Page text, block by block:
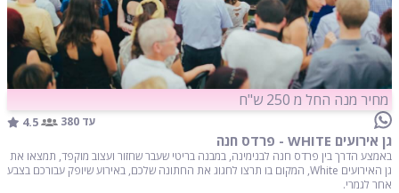
מחיר מנה החל מ 250 ש"ח
עד 380 4.5
גן אירועים WHITE - פרדס חנה
באמצע הדרך בין פרדס חנה לבנימינה, במבנה בריטי שעבר שחזור ועצוב מוקפד, תמצאו את
גן האירועים White, המקום בו תרצו לחגוג את החתונה שלכם, באירוע שיופק עבורכם בצבע
אחר לגמרי.